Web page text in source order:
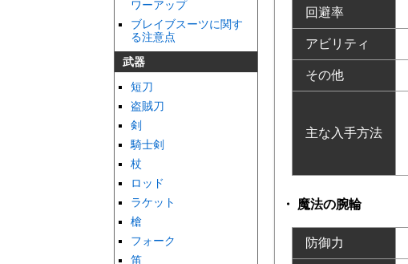
ワーアップ
ブレイブスーツに関す
る注意点
武器
短刀
盗賊刀
剣
騎士剣
杖
ロッド
ラケット
槍
フォーク
笛
回避率
アビリティ
その他
主な入手方法
魔法の腕輪
防御力